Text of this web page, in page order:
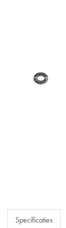
Specificaties